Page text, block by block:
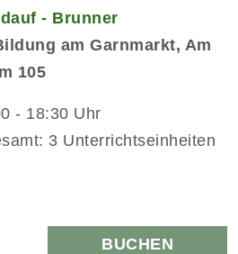
- Brunner
am Garnmarkt, Am
105
- 18:30 Uhr
3 Unterrichtseinheiten
BUCHEN